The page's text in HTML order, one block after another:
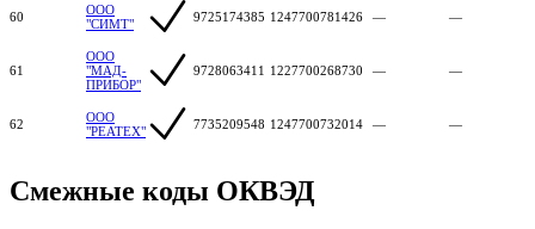
60
ООО
"СИМТ"
9725174385 1247700781426 — —
61
ООО
"МАД-
ПРИБОР"
9728063411 1227700268730 — —
62
ООО
"РЕАТЕХ"
7735209548 1247700732014 — —
Смежные коды ОКВЭД